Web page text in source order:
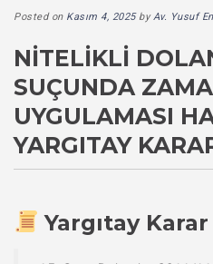
Posted on Kasım 4, 2025byAv. Yusuf
NITELIKLI
SUÇUNDA
UYGULAMASI
YARGITAY
Yargıtay